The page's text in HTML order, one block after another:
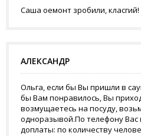
Саша оемонт зробили, класгий!
АЛЕКСАНДР
Ольга, если бы Вы пришли в
бы Вам понравилось, Вы
возмущаетесь на посуду,
одноразывой.По телефону Вас
доплаты: по количеству